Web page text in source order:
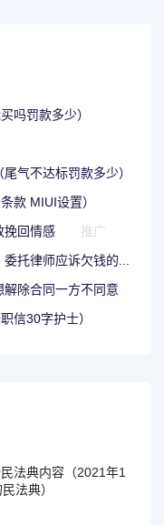
吗罚款多少）
气不达标罚款多少）
款 MIUI设置）
挽回情感
推广
托律师应诉欠钱的...
除合同一方不同意
信30字护士）
法典内容（2021年1
法典）